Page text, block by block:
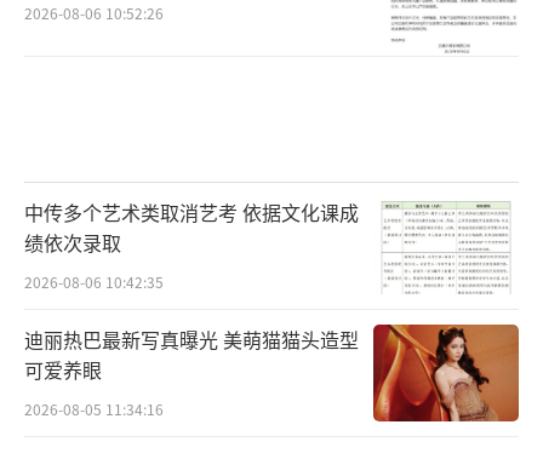
2026-08-06 10:52:26
中传多个艺术类取消艺考 依据文化课成
绩依次录取
2026-08-06 10:42:35
迪丽热巴最新写真曝光 美萌猫猫头造型
可爱养眼
2026-08-05 11:34:16